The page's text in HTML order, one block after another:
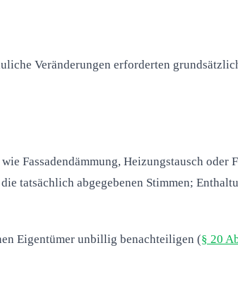
Veränderungen erforderten
Fassadendämmung, Heizungstausch oder
tatsächlich abgegebenen Stimmen;
Eigentümer unbillig benachteiligen (§ 20